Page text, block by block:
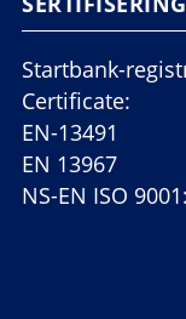
Startbank-
Certificate:
EN-13491
EN 13967
NS-EN ISO